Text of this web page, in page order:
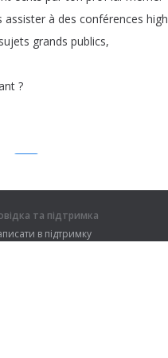
assister à des conférences high
sujets grands publics,
?
Я ЗРОЗУМІВ ВЕСЬ ТЕКСТ
та підтримка
в підтримку